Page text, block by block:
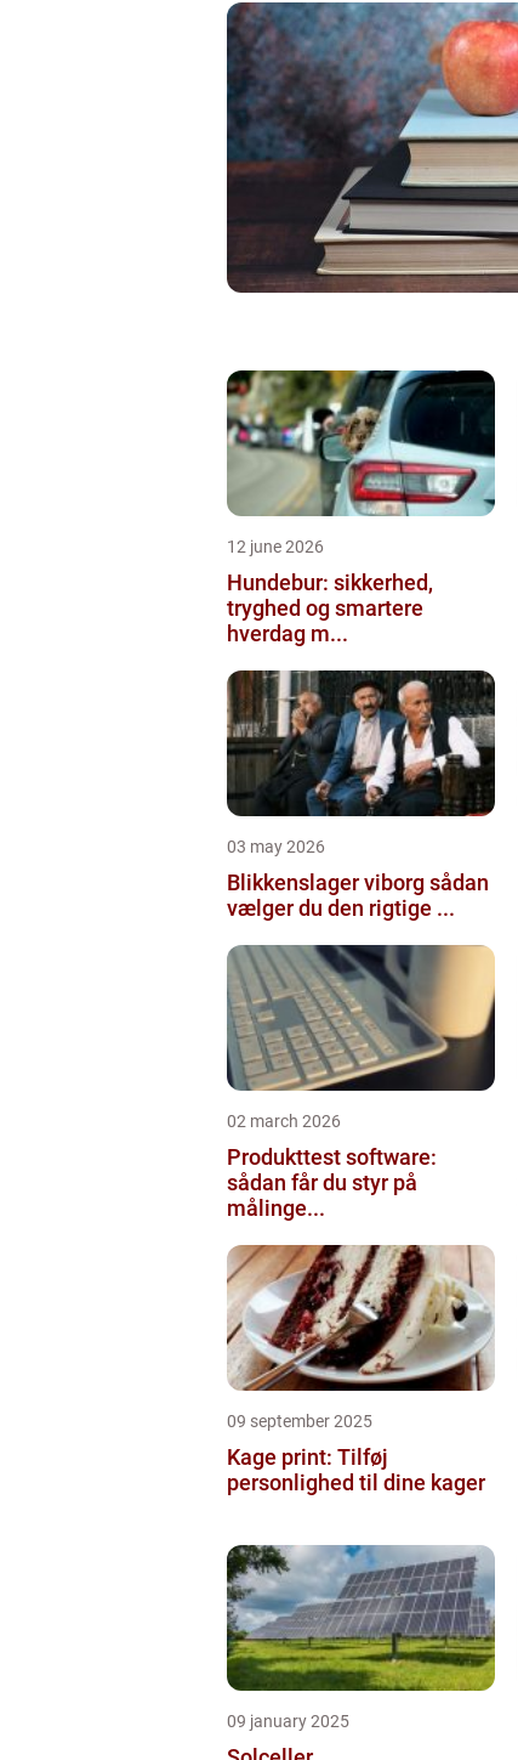
12 june 2026
Hundebur: sikkerhed,
tryghed og smartere
hverdag m...
03 may 2026
Blikkenslager viborg sådan
vælger du den rigtige ...
02 march 2026
Produkttest software:
sådan får du styr på
målinge...
09 september 2025
Kage print: Tilføj
personlighed til dine kager
09 january 2025